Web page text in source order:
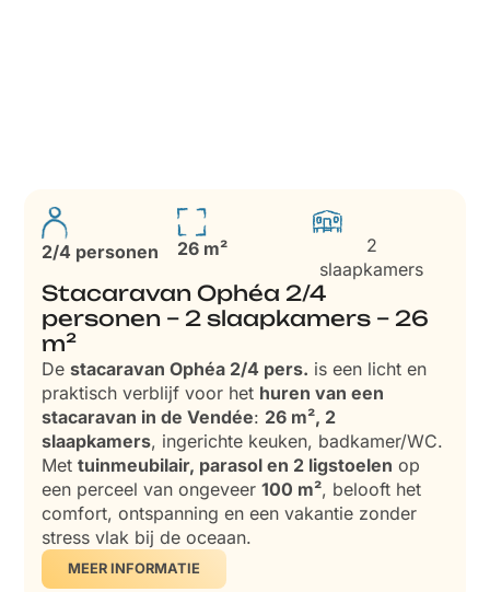
2/4 personen 26 m²
2
slaapkamers
Stacaravan Ophéa 2/4
personen – 2 slaapkamers – 26
m²
Destacaravan Ophéa 2/4 pers. is een licht en
praktisch verblijf voor het huren van een
stacaravan in de Vendée: 26 m², 2
slaapkamers, ingerichte keuken, badkamer/WC.
Mettuinmeubilair, parasol en 2 ligstoelen op
een perceel van ongeveer100 m², belooft het
comfort, ontspanning en een vakantie zonder
stress vlak bij de oceaan.
MEER INFORMATIE